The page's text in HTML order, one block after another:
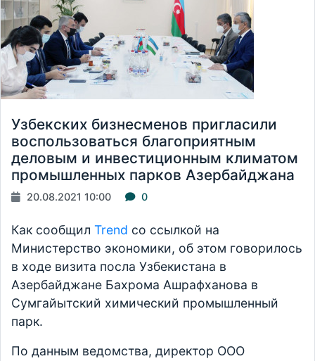
Узбекских бизнесменов пригласили
воспользоваться благоприятным
деловым и инвестиционным климатом
промышленных парков Азербайджана
20.08.2021 10:00 0
Как сообщил Trend со ссылкой на
Министерство экономики, об этом говорилось
в ходе визита посла Узбекистана в
Азербайджане Бахрома Ашрафханова в
Сумгайытский химический промышленный
парк.
По данным ведомства, директор ООО